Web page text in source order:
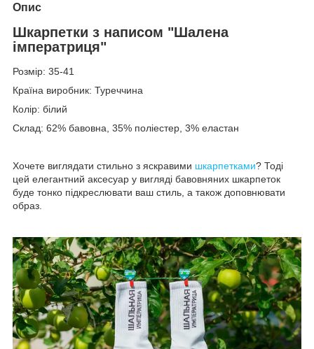
Опис
Шкарпетки з написом "Шалена
імператриця"
Розмір: 35-41
Країна виробник: Туреччина
Колір: білий
Склад: 62% бавовна, 35% поліестер, 3% еластан
Хочете виглядати стильно з яскравими шкарпетками? Тоді
цей елегантний аксесуар у вигляді бавовняних шкарпеток
буде тонко підкреслювати ваш стиль, а також доповнювати
образ.